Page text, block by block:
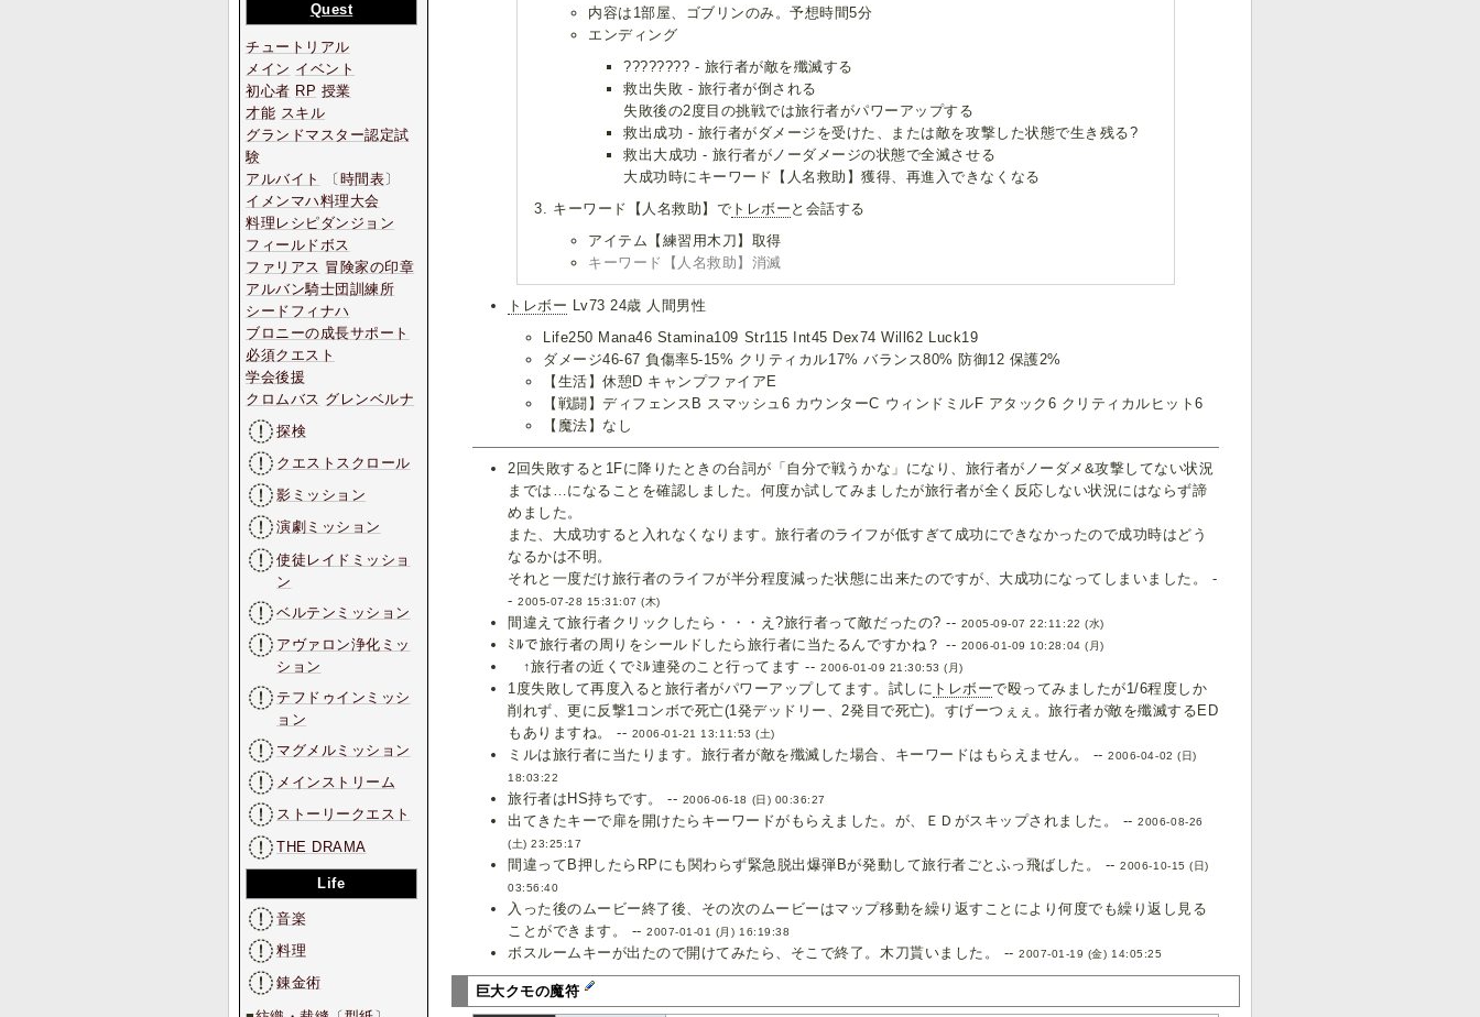
内容は1部屋、ゴブリンのみ。予想時間5分
エンディング
???????? - 旅行者が敵を殲滅する
救出失敗 - 旅行者が倒される
失敗後の2度目の挑戦では旅行者がパワーアップする
救出成功 - 旅行者がダメージを受けた、または敵を攻撃した状態で生き残る?
救出大成功 - 旅行者がノーダメージの状態で全滅させる
大成功時にキーワード【人名救助】獲得、再進入できなくなる
キーワード【人名救助】で トレボー と会話する
アイテム【練習用木刀】取得
キーワード【人名救助】消滅
トレボー Lv73 24歳 人間男性
Life250 Mana46 Stamina109 Str115 Int45 Dex74 Will62 Luck19
ダメージ46-67 負傷率5-15% クリティカル17% バランス80% 防御12 保護2%
【生活】休憩D キャンプファイアE
【戦闘】ディフェンスB スマッシュ6 カウンターC ウィンドミルF アタック6 クリティカルヒット6
【魔法】なし
2回失敗すると1Fに降りたときの台詞が「自分で戦うかな」になり、旅行者がノーダメ&攻撃してない状況
までは…になることを確認しました。何度か試してみましたが旅行者が全く反応しない状況にはならず諦
めました。
また、大成功すると入れなくなります。旅行者のライフが低すぎて成功にできなかったので成功時はどう
なるかは不明。
それと一度だけ旅行者のライフが半分程度減った状態に出来たのですが、大成功になってしまいました。 -
-2005-07-28 15:31:07 (木)
間違えて旅行者クリックしたら・・・え?旅行者って敵だったの? -- 2005-09-07 22:11:22 (水)
ﾐﾙで旅行者の周りをシールドしたら旅行者に当たるんですかね？ -- 2006-01-09 10:28:04 (月)
↑旅行者の近くでﾐﾙ連発のこと行ってます -- 2006-01-09 21:30:53 (月)
1度失敗して再度入ると旅行者がパワーアップしてます。試しに トレボーで殴ってみましたが1/6程度しか
削れず、更に反撃1コンボで死亡(1発デッドリー、2発目で死亡)。すげーつぇぇ。旅行者が敵を殲滅するED
もありますね。 -- 2006-01-21 13:11:53 (土)
ミルは旅行者に当たります。旅行者が敵を殲滅した場合、キーワードはもらえません。 --2006-04-02 (日)
18:03:22
旅行者はHS持ちです。 -- 2006-06-18 (日) 00:36:27
出てきたキーで扉を開けたらキーワードがもらえました。が、ＥＤがスキップされました。 --2006-08-26
(土) 23:25:17
間違ってB押したらRPにも関わらず緊急脱出爆弾Bが発動して旅行者ごとふっ飛ばした。 --2006-10-15 (日)
03:56:40
入った後のムービー終了後、その次のムービーはマップ移動を繰り返すことにより何度でも繰り返し見る
ことができます。 --2007-01-01 (月) 16:19:38
ボスルームキーが出たので開けてみたら、そこで終了。木刀貰いました。 --2007-01-19 (金) 14:05:25
巨大クモの魔符
Quest
チュートリアル
メイン イベント
初心者 RP 授業
才能 スキル
グランドマスター認定試
験
アルバイト
〔時間表〕
イメンマハ料理大会
料理レシピダンジョン
フィールドボス
ファリアス 冒険家の印章
アルバン騎士団訓練所
シードフィナハ
ブロニーの成長サポート
必須クエスト
学会後援
クロムバス グレンベルナ
探検
クエストスクロール
影ミッション
演劇ミッション
使徒レイドミッショ
ン
ベルテンミッション
アヴァロン浄化ミッ
ション
テフドゥインミッシ
ョン
マグメルミッション
メインストリーム
ストーリークエスト
THE DRAMA
Life
音楽
料理
錬金術